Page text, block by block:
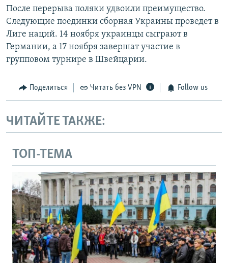
После перерыва поляки удвоили преимущество.
Следующие поединки сборная Украины проведет в
Лиге наций. 14 ноября украинцы сыграют в
Германии, а 17 ноября завершат участие в
групповом турнире в Швейцарии.
Поделиться Читать без VPN Follow us
ЧИТАЙТЕ ТАКЖЕ:
ТОП-ТЕМА